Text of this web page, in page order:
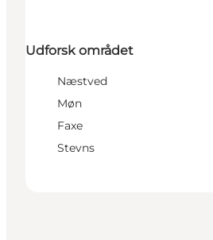
Udforsk området
Næstved
Møn
Faxe
Stevns